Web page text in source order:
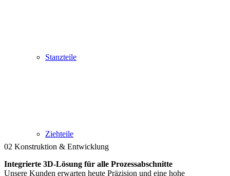
Stanzteile
Ziehteile
02 Konstruktion & Entwicklung
Integrierte 3D-Lösung für alle Prozessabschnitte
Unsere Kunden erwarten heute Präzision und eine hohe